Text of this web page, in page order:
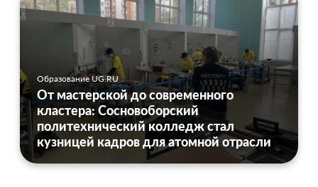
Образование UG.RU
От мастерской до современного
кластера: Сосновоборский
политехнический колледж стал
кузницей кадров для атомной отрасли